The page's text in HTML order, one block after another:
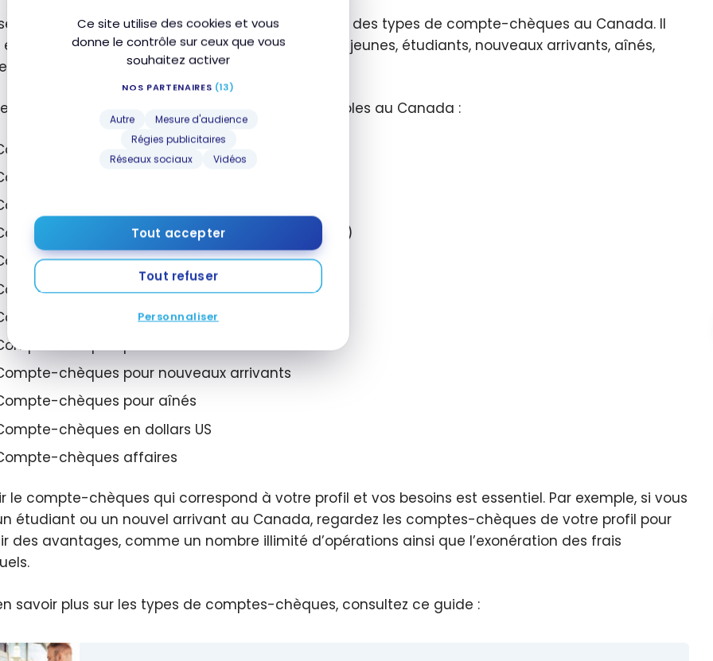
Ce site utilise des cookies et vous
donne le contrôle sur ceux que vous
souhaitez activer
NOS PARTENAIRES (13)
Autre
Mesure d'audience
Régies publicitaires
Réseaux sociaux
Vidéos
Tout accepter
Tout refuser
Personnaliser
peut-être surpris par la quantité et la variété des types de compte-chèques au Canada. Il
entre autres des comptes pour des profils précis : jeunes, étudiants, nouveaux arrivants, aînés,
etc.
principaux types de comptes-chèques disponibles au Canada :
chèques personnel
chèques conjoint
chèques sans frais
chèques à intérêt élevé (Compte hybride)
chèques haut de gamme
chèques numérique
chèques pour jeunes
chèques pour étudiants
chèques pour nouveaux arrivants
chèques pour aînés
chèques en dollars US
chèques affaires
le compte-chèques qui correspond à votre profil et vos besoins est essentiel. Par exemple, si vous
étudiant ou un nouvel arrivant au Canada, regardez les comptes-chèques de votre profil pour
des avantages, comme un nombre illimité d’opérations ainsi que l’exonération des frais
savoir plus sur les types de comptes-chèques, consultez ce guide :